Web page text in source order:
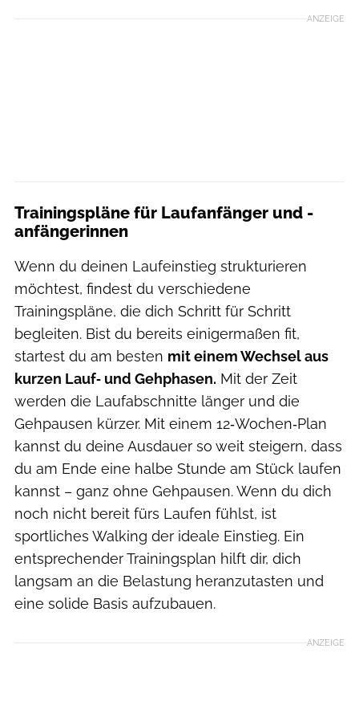
ANZEIGE
Trainingspläne für Laufanfänger und -
anfängerinnen
Wenn du deinen Laufeinstieg strukturieren
möchtest, findest du verschiedene
Trainingspläne, die dich Schritt für Schritt
begleiten. Bist du bereits einigermaßen fit,
startest du am besten mit einem Wechsel aus
kurzen Lauf‑ und Gehphasen. Mit der Zeit
werden die Laufabschnitte länger und die
Gehpausen kürzer. Mit einem 12‑Wochen‑Plan
kannst du deine Ausdauer so weit steigern, dass
du am Ende eine halbe Stunde am Stück laufen
kannst – ganz ohne Gehpausen. Wenn du dich
noch nicht bereit fürs Laufen fühlst, ist
sportliches Walking der ideale Einstieg. Ein
entsprechender Trainingsplan hilft dir, dich
langsam an die Belastung heranzutasten und
eine solide Basis aufzubauen.
ANZEIGE